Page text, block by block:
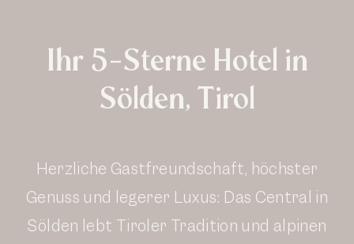
Ihr 5-Sterne Hotel in
Sölden, Tirol
Herzliche Gastfreundschaft, höchster
Genuss und legerer Luxus: Das Central in
Sölden lebt Tiroler Tradition und alpinen